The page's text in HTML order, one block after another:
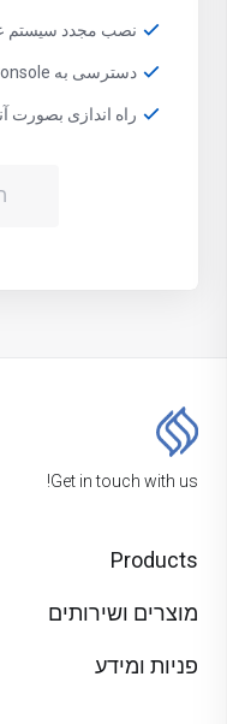
نصب مجدد سیستم
دسترسی به Console تحت وب
راه اندازی بصورت
Get in touch with us!
Products
מוצרים ושירותים
פניות ומידע